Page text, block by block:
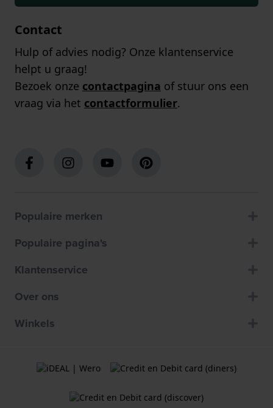
Contact
Hulp of advies nodig? Onze klantenservice
helpt u graag!
Bezoek onze contactpagina of stuur ons een
vraag via het contactformulier.
Populaire merken
Populaire pagina's
Klantenservice
Over ons
Winkels